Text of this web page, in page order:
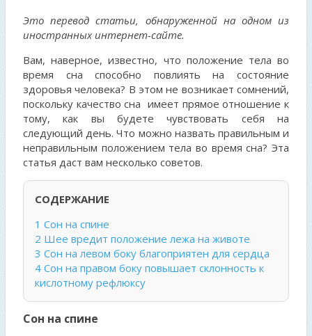
Это перевод статьи, обнаруженной на одном из
иностранных интернет-сайте.
Вам, наверное, известно, что положение тела во
время сна способно повлиять на состояние
здоровья человека? В этом не возникает сомнений,
поскольку качество сна имеет прямое отношение к
тому, как вы будете чувствовать себя на
следующий день. Что можно назвать правильным и
неправильным положением тела во время сна? Эта
статья даст вам несколько советов.
СОДЕРЖАНИЕ
1 Сон на спине
2 Шее вредит положение лежа на животе
3 Сон на левом боку благоприятен для сердца
4 Сон на правом боку повышает склонность к
кислотному рефлюксу
Сон на спине